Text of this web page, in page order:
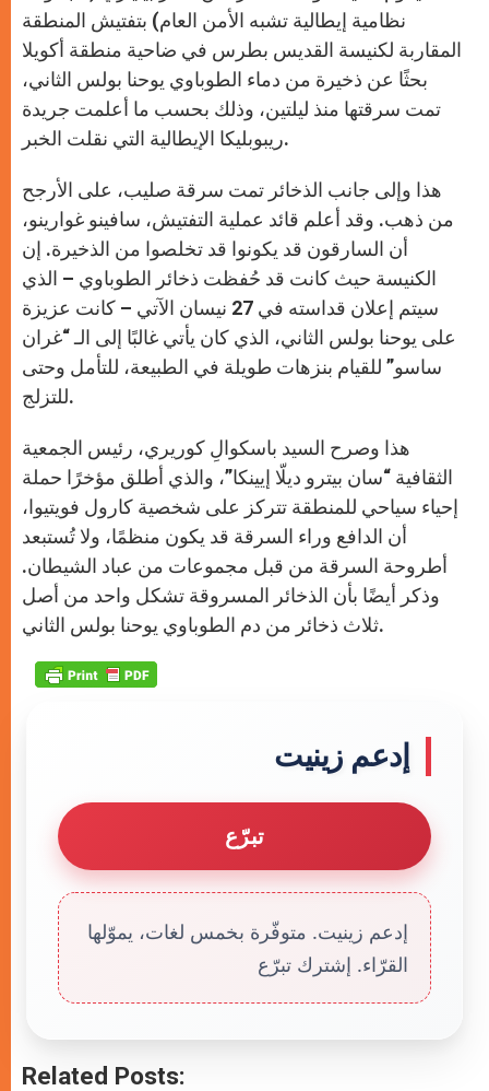
r
نظامية إيطالية تشبه الأمن العام) بتفتيش المنطقة
المقاربة لكنيسة القديس بطرس في ضاحية منطقة أكويلا
بحثًا عن ذخيرة من دماء الطوباوي يوحنا بولس الثاني،
تمت سرقتها منذ ليلتين، وذلك بحسب ما أعلمت جريدة
ريبوبليكا الإيطالية التي نقلت الخبر.
هذا وإلى جانب الذخائر تمت سرقة صليب، على الأرجح
من ذهب. وقد أعلم قائد عملية التفتيش، سافينو غوارينو،
أن السارقون قد يكونوا قد تخلصوا من الذخيرة. إن
الكنيسة حيث كانت قد حُفظت ذخائر الطوباوي – الذي
سيتم إعلان قداسته في 27 نيسان الآتي – كانت عزيزة
على يوحنا بولس الثاني، الذي كان يأتي غالبًا إلى الـ “غران
ساسو” للقيام بنزهات طويلة في الطبيعة، للتأمل وحتى
للتزلج.
هذا وصرح السيد باسكوالِ كوريري، رئيس الجمعية
الثقافية “سان بيترو ديلّا إيينكا”، والذي أطلق مؤخرًا حملة
إحياء سياحي للمنطقة تتركز على شخصية كارول فويتيوا،
أن الدافع وراء السرقة قد يكون منظمًا، ولا تُستبعد
أطروحة السرقة من قبل مجموعات من عباد الشيطان.
وذكر أيضًا بأن الذخائر المسروقة تشكل واحد من أصل
ثلاث ذخائر من دم الطوباوي يوحنا بولس الثاني.
إدعم زينيت
تبرّع
إدعم زينيت. متوفّرة بخمس لغات، يموّلها
القرّاء. إشترك تبرّع
Related Posts: